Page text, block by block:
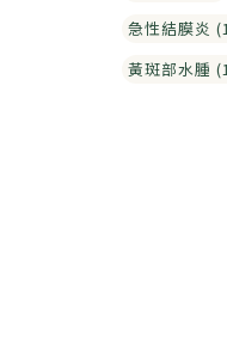
急性結膜炎
黃斑部水腫